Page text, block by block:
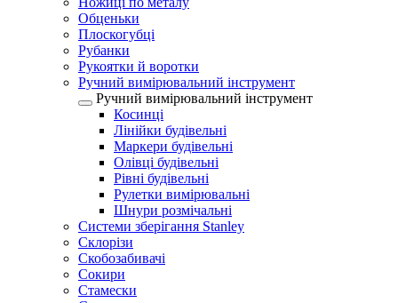
Обценьки
Плоскогубці
Рубанки
Рукоятки й воротки
Ручний вимірювальний інструмент
Ручний вимірювальний інструмент
Косинці
Лінійки будівельні
Маркери будівельні
Олівці будівельні
Рівні будівельні
Рулетки вимірювальні
Шнури розмічальні
Системи зберігання Stanley
Склорізи
Скобозабивачі
Сокири
Стамески